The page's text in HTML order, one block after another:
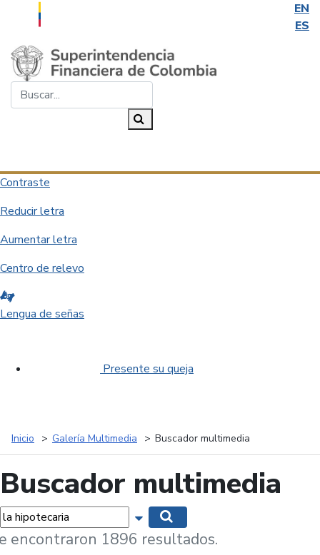
EN
ES
Saltar al contenido principal
Contraste
Reducir letra
Aumentar letra
Centro de relevo
Lengua de señas
Presente su queja
Inicio Galería Multimedia Buscador multimedia
Buscador multimedia
Mostrar opciones de búsqueda
encontraron 1896 resultados.